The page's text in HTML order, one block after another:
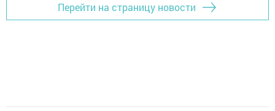
Перейти на страницу новости